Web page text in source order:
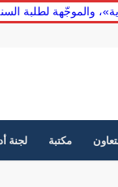
والموجّهة لطلبة
مكتبة لجنة